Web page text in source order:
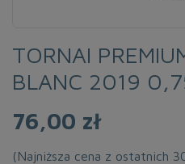
TORNAI
BLANC 2019
76,00 zł
(Najniższa cena z ostatnich